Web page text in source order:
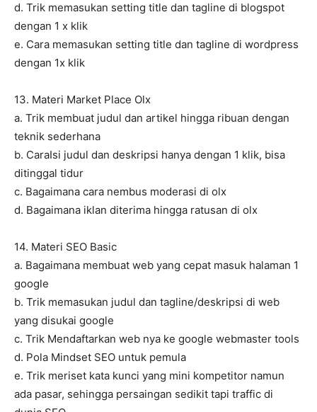
d. Trik memasukan setting title dan tagline di blogspot
dengan 1 x klik
e. Cara memasukan setting title dan tagline di wordpress
dengan 1x klik
13. Materi Market Place Olx
a. Trik membuat judul dan artikel hingga ribuan dengan
teknik sederhana
b. CaraIsi judul dan deskripsi hanya dengan 1 klik, bisa
ditinggal tidur
c. Bagaimana cara nembus moderasi di olx
d. Bagaimana iklan diterima hingga ratusan di olx
14. Materi SEO Basic
a. Bagaimana membuat web yang cepat masuk halaman 1
google
b. Trik memasukan judul dan tagline/deskripsi di web
yang disukai google
c. Trik Mendaftarkan web nya ke google webmaster tools
d. Pola Mindset SEO untuk pemula
e. Trik meriset kata kunci yang mini kompetitor namun
ada pasar, sehingga persaingan sedikit tapi traffic di